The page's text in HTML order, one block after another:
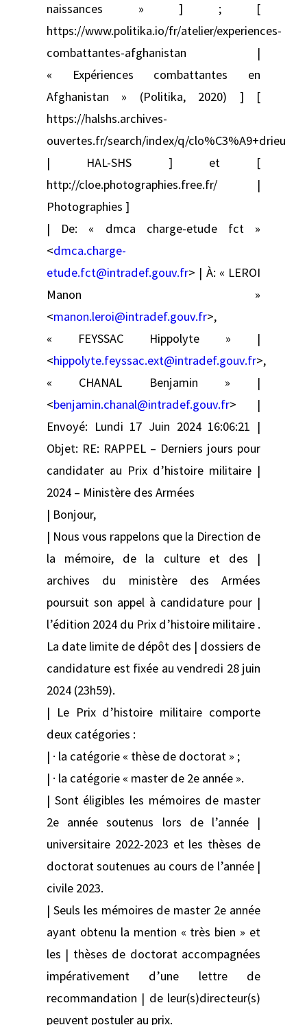
naissances » ] ; [
https://www.politika.io/fr/atelier/experiences-
combattantes-afghanistan |
« Expériences combattantes en
Afghanistan » (Politika, 2020) ] [
https://halshs.archives-
ouvertes.fr/search/index/q/clo%C3%A9+drieu
| HAL-SHS ] et [
http://cloe.photographies.free.fr/ |
Photographies ]
| De: « dmca charge-etude fct »
<dmca.charge-
etude.fct@intradef.gouv.fr> | À: « LEROI
Manon »
<manon.leroi@intradef.gouv.fr>,
« FEYSSAC Hippolyte » |
<hippolyte.feyssac.ext@intradef.gouv.fr>,
« CHANAL Benjamin » |
<benjamin.chanal@intradef.gouv.fr> |
Envoyé: Lundi 17 Juin 2024 16:06:21 |
Objet: RE: RAPPEL – Derniers jours pour
candidater au Prix d’histoire militaire |
2024 – Ministère des Armées
| Bonjour,
| Nous vous rappelons que la Direction de
la mémoire, de la culture et des |
archives du ministère des Armées
poursuit son appel à candidature pour |
l’édition 2024 du Prix d’histoire militaire .
La date limite de dépôt des | dossiers de
candidature est fixée au vendredi 28 juin
2024 (23h59).
| Le Prix d’histoire militaire comporte
deux catégories :
| · la catégorie « thèse de doctorat » ;
| · la catégorie « master de 2e année ».
| Sont éligibles les mémoires de master
2e année soutenus lors de l’année |
universitaire 2022-2023 et les thèses de
doctorat soutenues au cours de l’année |
civile 2023.
| Seuls les mémoires de master 2e année
ayant obtenu la mention « très bien » et
les | thèses de doctorat accompagnées
impérativement d’une lettre de
recommandation | de leur(s)directeur(s)
peuvent postuler au prix.